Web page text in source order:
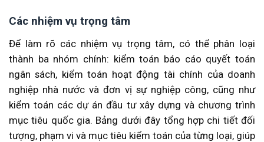
Các nhiệm vụ trọng tâm
Để làm rõ các nhiệm vụ trọng tâm, có thể phân loại
thành ba nhóm chính: kiểm toán báo cáo quyết toán
ngân sách, kiểm toán hoạt động tài chính của doanh
nghiệp nhà nước và đơn vị sự nghiệp công, cũng như
kiểm toán các dự án đầu tư xây dựng và chương trình
mục tiêu quốc gia. Bảng dưới đây tổng hợp chi tiết đối
tượng, phạm vi và mục tiêu kiểm toán của từng loại, giúp